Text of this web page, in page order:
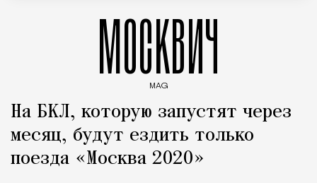
МОСКВИЧ
MAG
На БКЛ, которую запустят через
месяц, будут ездить только
поезда «Москва 2020»